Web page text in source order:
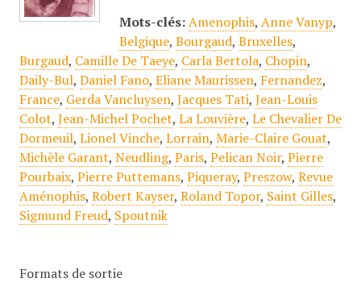
Mots-clés: Amenophis, Anne Vanyp,
Belgique, Bourgaud, Bruxelles,
Burgaud, Camille De Taeye, Carla Bertola, Chopin,
Daily-Bul, Daniel Fano, Eliane Maurissen, Fernandez,
France, Gerda Vancluysen, Jacques Tati, Jean-Louis
Colot, Jean-Michel Pochet, La Louvière, Le Chevalier De
Dormeuil, Lionel Vinche, Lorrain, Marie-Claire Gouat,
Michèle Garant, Neudling, Paris, Pelican Noir, Pierre
Pourbaix, Pierre Puttemans, Piqueray, Preszow, Revue
Aménophis, Robert Kayser, Roland Topor, Saint Gilles,
Sigmund Freud, Spoutnik
Formats de sortie